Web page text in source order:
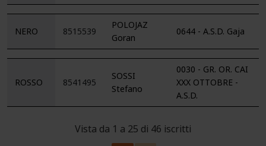
NERO 8515539
POLOJAZ
Goran
0644 - A.S.D. Gaja
ROSSO 8541495
SOSSI
Stefano
0030 - GR. OR. CAI
XXX OTTOBRE -
A.S.D.
Vista da 1 a 25 di 46 iscritti